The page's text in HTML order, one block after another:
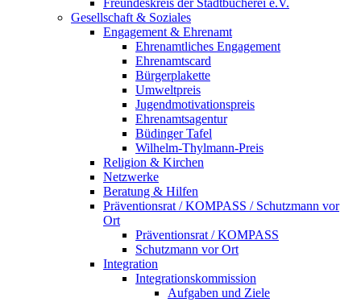
Freundeskreis der Stadtbücherei e.V.
Gesellschaft & Soziales
Engagement & Ehrenamt
Ehrenamtliches Engagement
Ehrenamtscard
Bürgerplakette
Umweltpreis
Jugendmotivationspreis
Ehrenamtsagentur
Büdinger Tafel
Wilhelm-Thylmann-Preis
Religion & Kirchen
Netzwerke
Beratung & Hilfen
Präventionsrat / KOMPASS / Schutzmann vor
Ort
Präventionsrat / KOMPASS
Schutzmann vor Ort
Integration
Integrationskommission
Aufgaben und Ziele